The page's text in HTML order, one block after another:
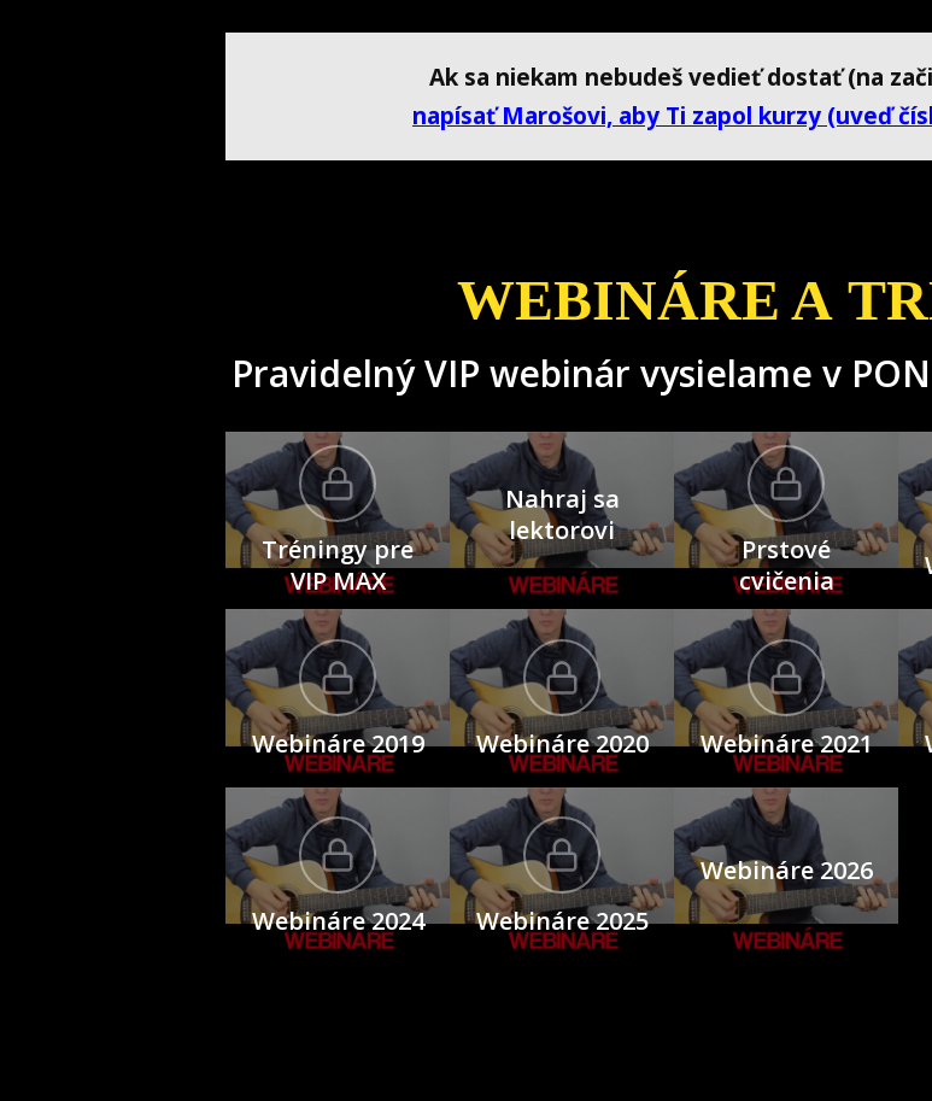
Ak sa niekam nebudeš vedieť dostať (na
napísať Marošovi, aby Ti zapol kurzy (uveď
WEBINÁRE A
Pravidelný VIP webinár vysielame v
Tréningy pre
VIP MAX
Nahraj sa
lektorovi
Prstové
cvičenia
Webináre 2019 Webináre 2020 Webináre 2021
Webináre 2024 Webináre 2025
Webináre 2026